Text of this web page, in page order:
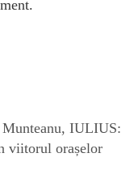
Munteanu, IULIUS:
viitorul orașelor